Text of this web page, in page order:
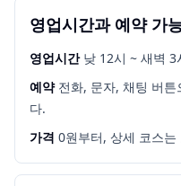
영업시간과 예약 가
영업시간 낮 12시 ~ 새벽 3
예약 전화, 문자, 채팅 버
다.
가격 0원부터, 상세 코스는